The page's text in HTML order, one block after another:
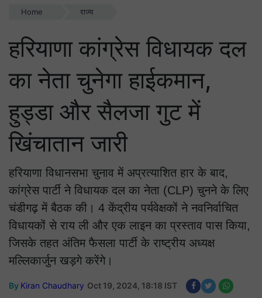
Home राज्य
हरियाणा कांग्रेस विधायक दल
का नेता चुनेगा हाईकमान,
हुड्डा और सैलजा गुट में
खिंचातान जारी
हरियाणा विधानसभा चुनाव में अप्रत्याशित हार के बाद,
कांग्रेस पार्टी ने विधायक दल का नेता (CLP) चुनने के लिए
चंडीगढ़ में बैठक की। 4 केंद्रीय पर्यवेक्षकों ने नवनिर्वाचित
विधायकों से राय ली और एक लाइन का प्रस्ताव पास किया,
जिसके तहत अंतिम फैसला पार्टी के राष्ट्रीय अध्यक्ष
मल्लिकार्जुन खड़गे करेंगे।
By Kiran Chaudhary Oct 19, 2024, 18:18 IST